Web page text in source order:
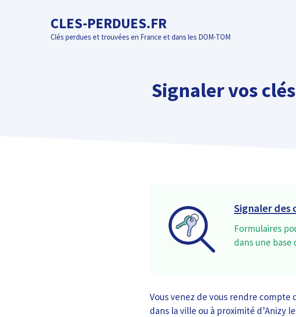
CLES-PERDUES.FR
Clés perdues et trouvées en France et dans les DOM-TOM
Signaler vos
Signaler des
Formulaires
dans une
Vous venez de vous rendre compte
dans la ville ou à proximité d’Anizy